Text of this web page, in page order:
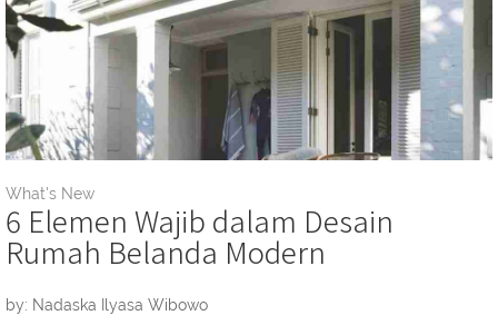
What's New
6 Elemen Wajib dalam Desain
Rumah Belanda Modern
by: Nadaska Ilyasa Wibowo